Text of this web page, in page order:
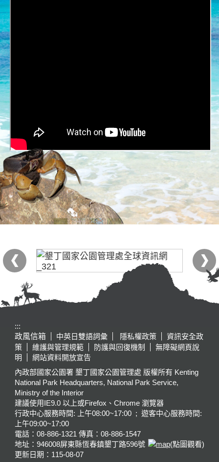
:::
政風信箱
中英日雙語詞彙 隱私權政策
資訊安全政
策
維護與管理規範 防護與回復機制
無障礙網頁說
明
網站資料開放宣告
內政部國家公園署 墾丁國家公園管理處 版權所有 Kenting
National Park Headquarters, National Park Service,
Ministry of the Interior
建議使用IE9.0 以上或Firefox、Chrome 瀏覽器
行政中心服務時間: 上午08:00~17:00 ; 遊客中心服務時間:
上午09:00~17:00
電話：08-886-1321 傳真：08-886-1547
地址：946008屏東縣恆春鎮墾丁路596號
(點圖觀看)
更新日期： 115-08-07